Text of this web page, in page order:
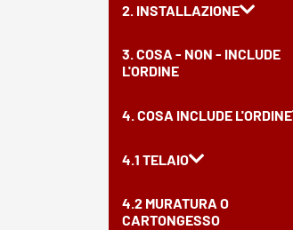
2. INSTALLAZIONE
3. COSA - NON - INCLUDE
L'ORDINE
4. COSA INCLUDE L'ORDINE
4.1 TELAIO
4.2 MURATURA O
CARTONGESSO